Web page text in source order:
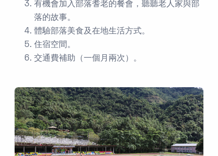
有機會加入部落耆老的餐會，聽聽老人家與部
落的故事。
體驗部落美食及在地生活方式。
住宿空間。
交通費補助（一個月兩次）。